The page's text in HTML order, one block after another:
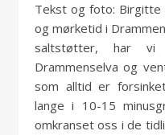
Tekst og foto: Birgitte Simensen Berg Det er vinter
og mørketid i
saltstøtter, har
Drammenselva og
som alltid er
lange i 10-15
omkranset oss i de